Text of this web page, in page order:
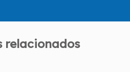
relacionados